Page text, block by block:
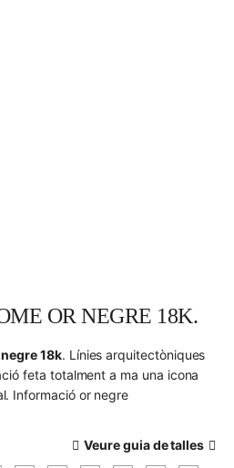
OR NEGRE 18K.
18k. Línies arquitectòniques
feta totalment a ma una icona
Informació or negre
Veure guia de talles